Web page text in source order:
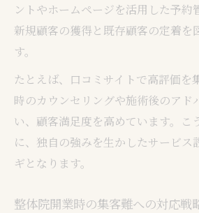
ントやホームページを活用した予約
新規顧客の獲得と既存顧客の定着を
す。
たとえば、口コミサイトで高評価を
時のカウンセリングや施術後のアド
い、顧客満足度を高めています。こ
に、独自の強みを生かしたサービス
ギとなります。
整体院開業時の集客難への対応戦